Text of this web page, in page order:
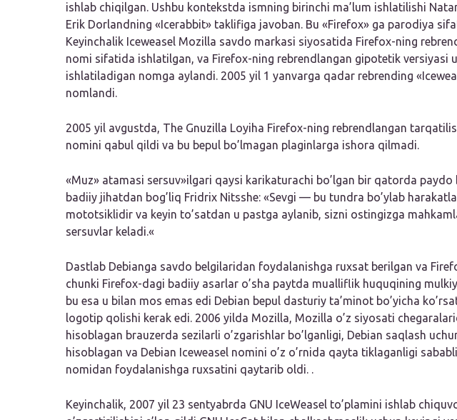
ishlab chiqilgan. Ushbu kontekstda ismning birinchi ma’lum ishlatilishi
Erik Dorlandning «Icerabbit» taklifiga javoban. Bu «Firefox» ga parodiya
Keyinchalik Iceweasel Mozilla savdo markasi siyosatida Firefox-ning
nomi sifatida ishlatilgan, va Firefox-ning rebrendlangan gipotetik versiyasi
ishlatiladigan nomga aylandi. 2005 yil 1 yanvarga qadar rebrending
nomlandi.
2005 yil avgustda, The Gnuzilla Loyiha Firefox-ning rebrendlangan
nomini qabul qildi va bu bepul bo’lmagan plaginlarga ishora qilmadi.
«Muz» atamasi sersuv»ilgari qaysi karikaturachi bo’lgan bir qatorda paydo
badiiy jihatdan bog’liq Fridrix Nitsshe: «Sevgi — bu tundra bo’ylab
mototsiklidir va keyin to’satdan u pastga aylanib, sizni ostingizga
sersuvlar keladi.«
Dastlab Debianga savdo belgilaridan foydalanishga ruxsat berilgan va
chunki Firefox-dagi badiiy asarlar o’sha paytda mualliflik huquqining
bu esa u bilan mos emas edi Debian bepul dasturiy ta’minot bo’yicha
logotip qolishi kerak edi. 2006 yilda Mozilla, Mozilla o’z siyosati
hisoblagan brauzerda sezilarli o’zgarishlar bo’lganligi, Debian saqlash
hisoblagan va Debian Iceweasel nomini o’z o’rnida qayta tiklaganligi
nomidan foydalanishga ruxsatini qaytarib oldi. .
Keyinchalik, 2007 yil 23 sentyabrda GNU IceWeasel to’plamini ishlab